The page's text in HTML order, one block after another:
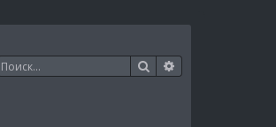
Поиск